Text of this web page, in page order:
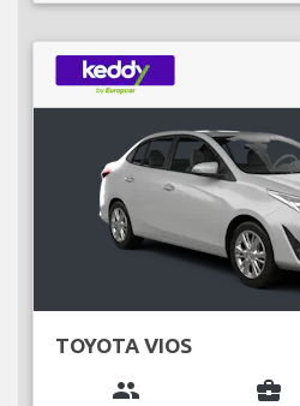
TOYOTA VIOS
group business_center